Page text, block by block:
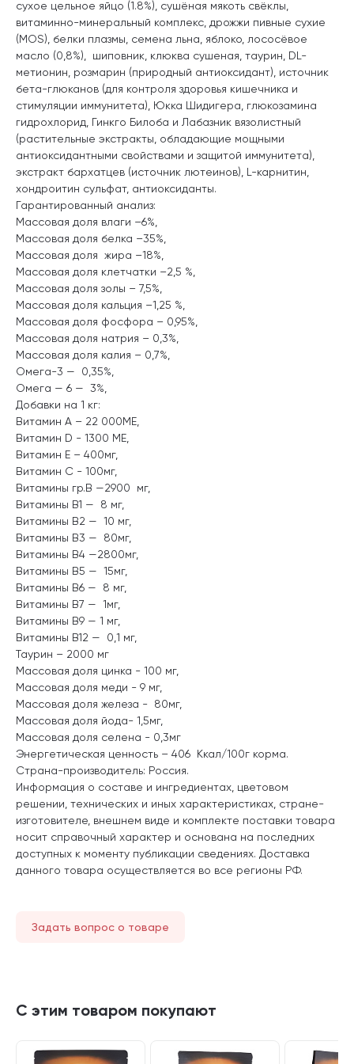
сухое цельное яйцо (1.8%), сушёная мякоть свёклы,
витаминно-минеральный комплекс, дрожжи пивные сухие
(MOS), белки плазмы, семена льна, яблоко, лососёвое
масло (0,8%), шиповник, клюква сушеная, таурин, DL-
метионин, розмарин (природный антиоксидант), источник
бета-глюканов (для контроля здоровья кишечника и
стимуляции иммунитета), Юкка Шидигера, глюкозамина
гидрохлорид, Гинкго Билоба и Лабазник вязолистный
(растительные экстракты, обладающие мощными
антиоксидантными свойствами и защитой иммунитета),
экстракт бархатцев (источник лютеинов), L-карнитин,
хондроитин сульфат, антиоксиданты.
Гарантированный анализ:
Массовая доля влаги –6%,
Массовая доля белка –35%,
Массовая доля жира –18%,
Массовая доля клетчатки –2,5 %,
Массовая доля золы – 7,5%,
Массовая доля кальция –1,25 %,
Массовая доля фосфора – 0,95%,
Массовая доля натрия – 0,3%,
Массовая доля калия – 0,7%,
Омега-3 — 0,35%,
Омега — 6 — 3%,
Добавки на 1 кг:
Витамин А – 22 000МЕ,
Витамин D - 1300 МЕ,
Витамин Е – 400мг,
Витамин С - 100мг,
Витамины гр.В —2900 мг,
Витамины В1 — 8 мг,
Витамины В2 — 10 мг,
Витамины В3 — 80мг,
Витамины В4 —2800мг,
Витамины В5 — 15мг,
Витамины В6 — 8 мг,
Витамины В7 — 1мг,
Витамины В9 — 1 мг,
Витамины В12 — 0,1 мг,
Таурин – 2000 мг
Массовая доля цинка - 100 мг,
Массовая доля меди - 9 мг,
Массовая доля железа - 80мг,
Массовая доля йода- 1,5мг,
Массовая доля селена - 0,3мг
Энергетическая ценность – 406 Ккал/100г корма.
Страна-производитель: Россия.
Информация о составе и ингредиентах, цветовом
решении, технических и иных характеристиках, стране-
изготовителе, внешнем виде и комплекте поставки товара
носит справочный характер и основана на последних
доступных к моменту публикации сведениях. Доставка
данного товара осуществляется во все регионы РФ.
Задать вопрос о товаре
С этим товаром покупают